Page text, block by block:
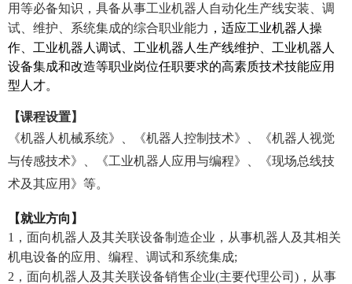
用等必备知识，具备从事工业机器人自动化生产线安装、调
试、维护、系统集成的综合职业能力 ，适应工业机器人操
作、工业机器人调试、工业机器人生产线维护、工业机器人
设备集成和改造等职业岗位任职要求的高素质技术技能应用
型人才。
【课程设置】
《机器人机械系统》、《机器人控制技术》、《机器人视觉
与传感技术》、《工业机器人应用与编程》、《现场总线技
术及其应用》等。
【就业方向】
1，面向机器人及其关联设备制造企业，从事机器人及其相关
机电设备的应用、编程、调试和系统集成;
2，面向机器人及其关联设备销售企业(主要代理公司)，从事